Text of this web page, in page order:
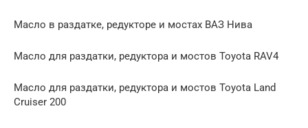
Масло в раздатке, редукторе и мостах ВАЗ Нива
Масло для раздатки, редуктора и мостов Toyota RAV4
Масло для раздатки, редуктора и мостов Toyota Land
Cruiser 200